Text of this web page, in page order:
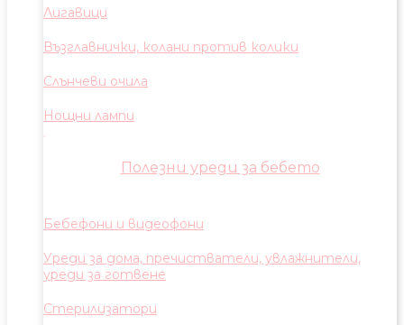
Лигавици
Възглавнички, колани против колики
Слънчеви очила
Нощни лампи
Полезни уреди за бебето
Бебефони и видеофони
Уреди за дома, пречистватели, увлажнители,
уреди за готвене
Стерилизатори